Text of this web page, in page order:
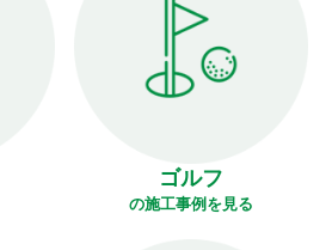
ゴルフ
の施工事例を見る